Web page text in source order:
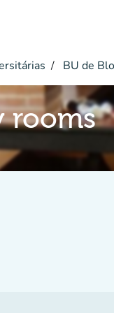
BU de
rooms